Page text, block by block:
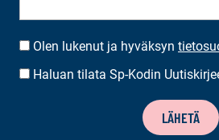
SUOSTUMUS*
Olen lukenut ja hyväksyn
UUTISKIRJEEN
Haluan tilata Sp-Kodin
LÄHETÄ